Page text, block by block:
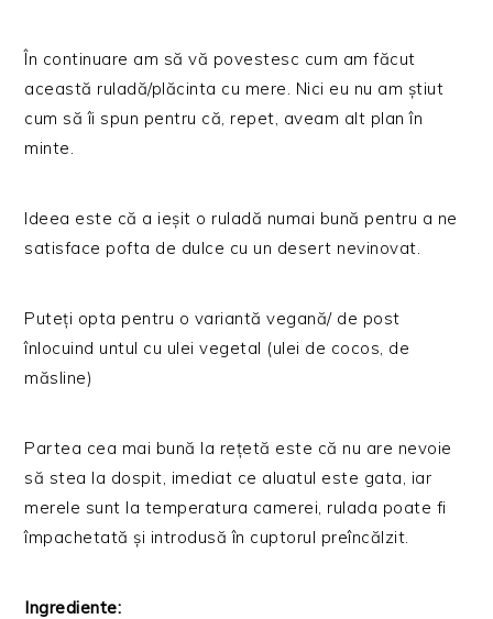
În continuare am să vă povestesc cum am făcut
această ruladă/plăcinta cu mere. Nici eu nu am știut
cum să îi spun pentru că, repet, aveam alt plan în
minte.
Ideea este că a ieșit o ruladă numai bună pentru a ne
satisface pofta de dulce cu un desert nevinovat.
Puteți opta pentru o variantă vegană/ de post
înlocuind untul cu ulei vegetal (ulei de cocos, de
măsline)
Partea cea mai bună la rețetă este că nu are nevoie
să stea la dospit, imediat ce aluatul este gata, iar
merele sunt la temperatura camerei, rulada poate fi
împachetată și introdusă în cuptorul preîncălzit.
Ingrediente: